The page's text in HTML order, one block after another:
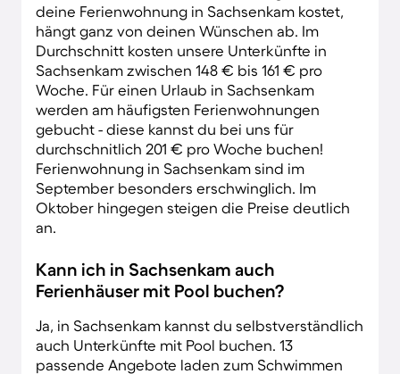
deine Ferienwohnung in Sachsenkam kostet,
hängt ganz von deinen Wünschen ab. Im
Durchschnitt kosten unsere Unterkünfte in
Sachsenkam zwischen 148 € bis 161 € pro
Woche. Für einen Urlaub in Sachsenkam
werden am häufigsten Ferienwohnungen
gebucht - diese kannst du bei uns für
durchschnitlich 201 € pro Woche buchen!
Ferienwohnung in Sachsenkam sind im
September besonders erschwinglich. Im
Oktober hingegen steigen die Preise deutlich
an.
Kann ich in Sachsenkam auch
Ferienhäuser mit Pool buchen?
Ja, in Sachsenkam kannst du selbstverständlich
auch Unterkünfte mit Pool buchen. 13
passende Angebote laden zum Schwimmen